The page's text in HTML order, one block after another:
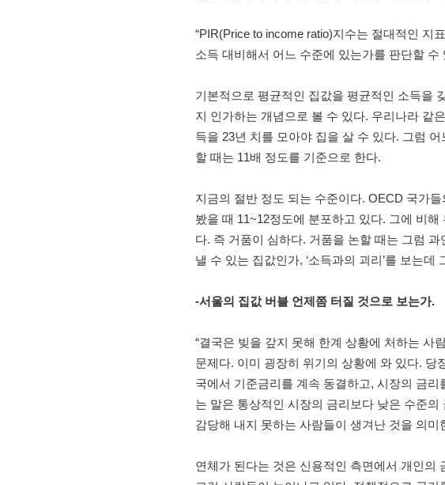
“PIR(Price to income ratio)지수는 절대적인 지
소득 대비해서 어느 수준에 있는가를 판단할 수
기본적으로 평균적인 집값을 평균적인 소득을
지 인가하는 개념으로 볼 수 있다. 우리나라 같
득을 23년 치를 모아야 집을 살 수 있다. 그럼
할 때는 11배 정도를 기준으로 한다.
지금의 절반 정도 되는 수준이다. OECD 국가
봤을 때 11~12정도에 분포하고 있다. 그에 비
다. 즉 거품이 심하다. 거품을 논할 때는 그럼
낼 수 있는 집값인가, ‘소득과의 괴리’를 보는데
-서울의 집값 버블 언제쯤 터질 것으로 보는가.
“결국은 빚을 갚지 못해 한계 상황에 처하는 사
문제다. 이미 굉장히 위기의 상황에 와 있다.
국에서 기준금리를 계속 동결하고, 시장의 금
는 말은 통상적인 시장의 금리보다 낮은 수준
감당해 내지 못하는 사람들이 생겨난 것을 의미
연체가 된다는 것은 신용적인 측면에서 개인의